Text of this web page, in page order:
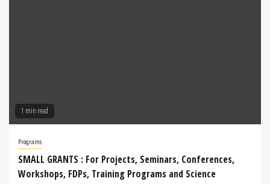
1 min read
Programs
SMALL GRANTS : For Projects, Seminars, Conferences,
Workshops, FDPs, Training Programs and Science